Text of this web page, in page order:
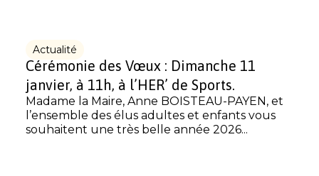
Actualité
Cérémonie des Vœux : Dimanche 11
janvier, à 11h, à l’HER’ de Sports.
Madame la Maire, Anne BOISTEAU-PAYEN, et
l’ensemble des élus adultes et enfants vous
souhaitent une très belle année 2026...